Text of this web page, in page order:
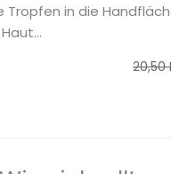
Tropfen in die
20,50